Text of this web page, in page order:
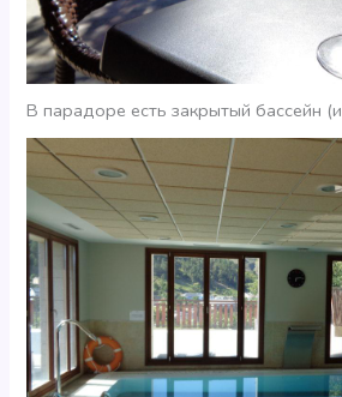
В парадоре есть закрытый бассейн